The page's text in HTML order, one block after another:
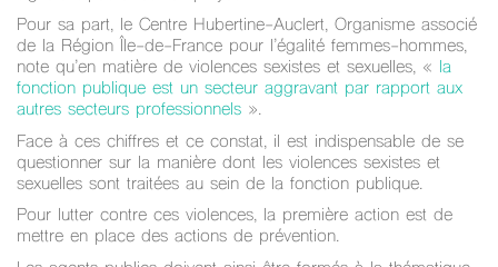
Pour sa part, le Centre Hubertine-Auclert, Organisme associé
de la Région Île-de-France pour l’égalité femmes-hommes,
note qu’en matière de violences sexistes et sexuelles, « la
fonction publique est un secteur aggravant par rapport aux
autres secteurs professionnels ».
Face à ces chiffres et ce constat, il est indispensable de se
questionner sur la manière dont les violences sexistes et
sexuelles sont traitées au sein de la fonction publique.
Pour lutter contre ces violences, la première action est de
mettre en place des actions de prévention.